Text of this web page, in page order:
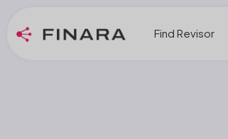
Find Revisor